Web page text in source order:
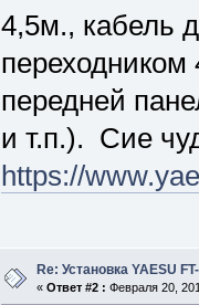
4,5м., кабель
передней
и т.п.). Сие
https://
Re: Установка YAESU
« Ответ #2 : Февраля 20,